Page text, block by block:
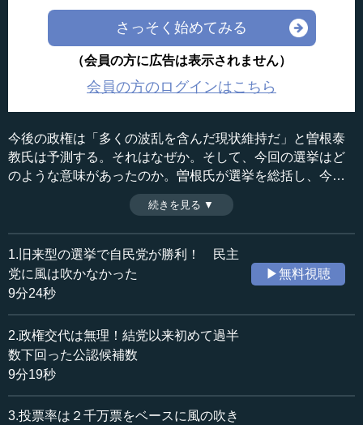
さっそく始めてみる
（会員の方に広告は表示されません）
会員の方のログインはこちら
今後の政権は「多くの波乱を含んだ現状維持だ」と曽根泰
教氏は予測する。それはなぜか。そして、今回の選挙はど
のような意味があったのか。曽根氏が選挙を総括し、今後
の政権を占う。（全３話中第１話目）
収録日：2014年12月15日
追加日：2014年12月15日
カテゴリー：
政治
政治制度・政治体系
≪全文≫
●民主党が政権の受け皿になれなかった選挙
まず、今回の総選挙の結果を総括し、その後でこれから
つの新聞をご覧下さい。これは同じ日の新聞ではありませ
続きを見る ▼
1.旧来型の選挙で自民党が勝利！ 民主
党に風は吹かなかった
9分24秒
▶無料視聴
2.政権交代は無理！結党以来初めて過半
数下回った公認候補数
9分19秒
3.投票率は２千万票をベースに風の吹き